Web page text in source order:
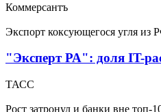
Коммерсантъ
Экспорт коксующегося угля
"Эксперт РА": доля IT-
ТАСС
Рост затронул и банки вне топ-